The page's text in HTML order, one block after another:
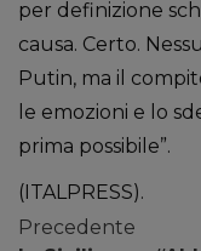
per definizione
causa. Certo.
Putin, ma il
le emozioni e lo
prima possibile”.
(ITALPRESS).
Precedente